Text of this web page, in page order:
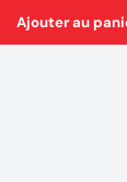
Ajouter au